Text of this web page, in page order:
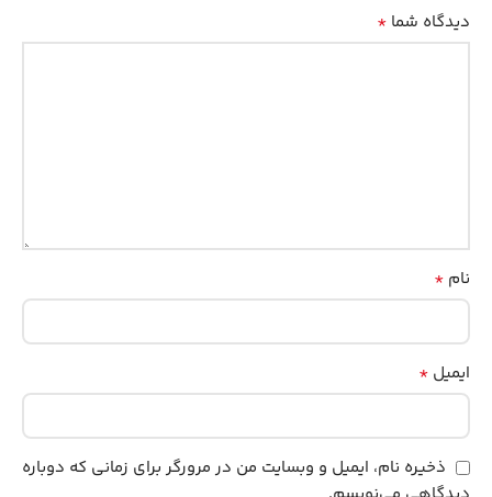
دیدگاه شما *
نام *
ایمیل *
ذخیره نام، ایمیل و وبسایت من در مرورگر برای زمانی که دوباره